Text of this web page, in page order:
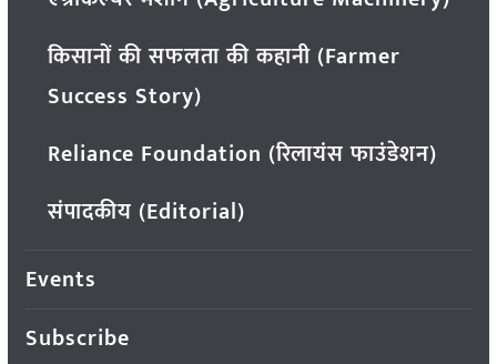
किसानों की सफलता की कहानी (Farmer
Success Story)
Reliance Foundation (रिलायंस फाउंडेशन)
संपादकीय (Editorial)
Events
Subscribe